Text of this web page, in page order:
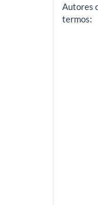
Autores
termos: